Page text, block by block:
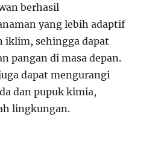
berhasil
yang lebih adaptif
iklim, sehingga dapat
pangan di masa depan.
dapat mengurangi
dan pupuk kimia,
lingkungan.